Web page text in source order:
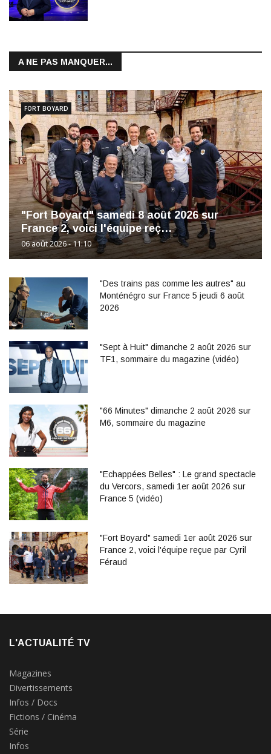
A NE PAS MANQUER...
"Fort Boyard" samedi 8 août 2026 sur
France 2, voici l'équipe reç…
06 août 2026 - 11:10
FORT BOYARD
"Des trains pas comme les autres" au
Monténégro sur France 5 jeudi 6 août
2026
"Sept à Huit" dimanche 2 août 2026 sur
TF1, sommaire du magazine (vidéo)
"66 Minutes" dimanche 2 août 2026 sur
M6, sommaire du magazine
"Echappées Belles" : Le grand spectacle
du Vercors, samedi 1er août 2026 sur
France 5 (vidéo)
"Fort Boyard" samedi 1er août 2026 sur
France 2, voici l'équipe reçue par Cyril
Féraud
L'ACTUALITÉ TV
Magazines
Divertissements
Infos / Docs
Fictions / Cinéma
Série
Infos